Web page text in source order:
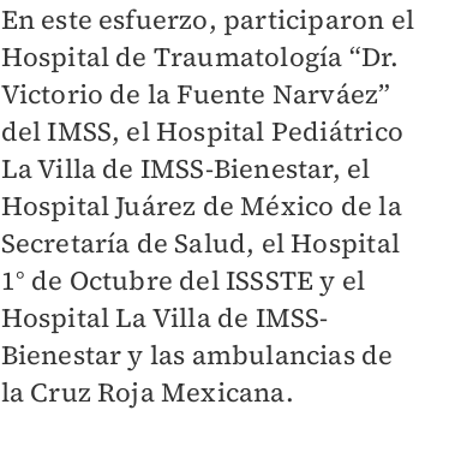
En este esfuerzo, participaron el
Hospital de Traumatología “Dr.
Victorio de la Fuente Narváez”
del IMSS, el Hospital Pediátrico
La Villa de IMSS-Bienestar, el
Hospital Juárez de México de la
Secretaría de Salud, el Hospital
1° de Octubre del ISSSTE y el
Hospital La Villa de IMSS-
Bienestar y las ambulancias de
la Cruz Roja Mexicana.